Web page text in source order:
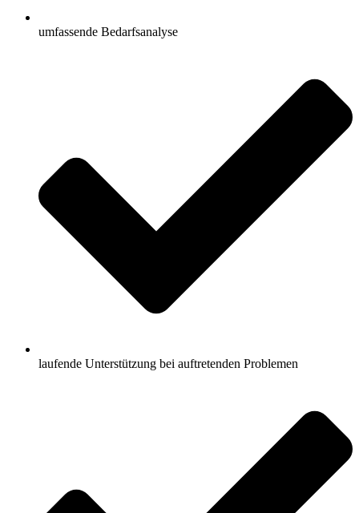
umfassende Bedarfsanalyse
laufende Unterstützung bei auftretenden Problemen